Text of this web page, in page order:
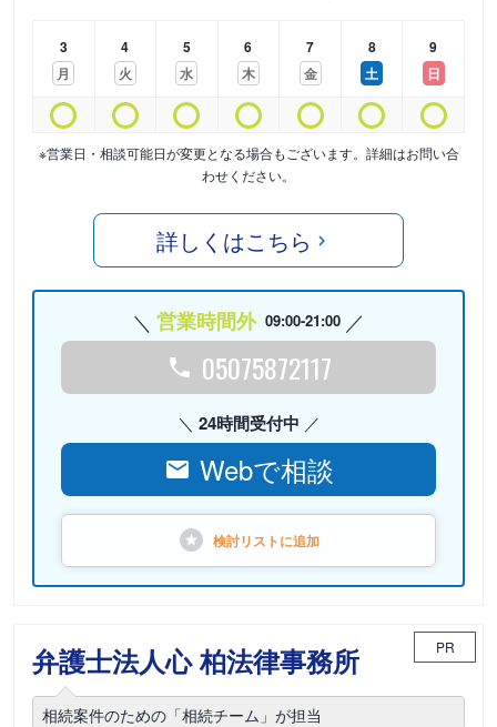
3
月
4
火
5
水
6
木
7
金
8
土
9
日
※営業日・相談可能日が変更となる場合もございます。詳細はお問い合
わせください。
詳しくはこちら
営業時間外 09:00-21:00
05075872117
24時間受付中
Webで相談
検討リストに追加
弁護士法人心 柏法律事務所 PR
相続案件のための「相続チーム」が担当